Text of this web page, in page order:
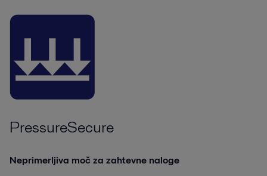
PressureSecure
Neprimerljiva moč za zahtevne naloge